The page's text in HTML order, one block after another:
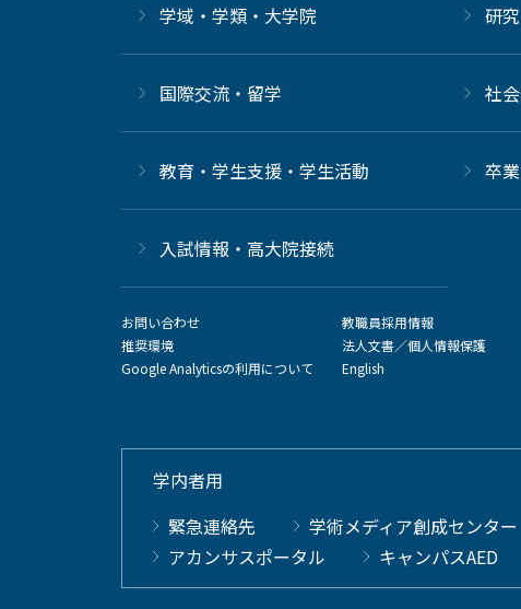
学域・学類・大学院 研
国際交流・留学 社
教育・学生支援・学生活動 卒
⼊試情報・高大院接続
お問い合わせ
推奨環境
Google Analyticsの利用について
教職員採用情報
法人文書／個人情報保護
English
学内者用
緊急連絡先
学術メディア創成センター
アカンサスポータル
キャンパスAED